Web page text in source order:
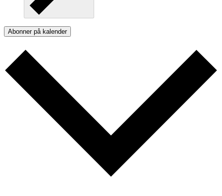
Abonner på kalender